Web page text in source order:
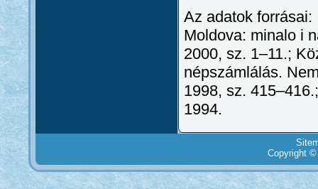
Az adatok
Moldova: minalo i
2000, sz. 1–11.;
népszámlálás.
1998, sz.
1994.
Copyright ©